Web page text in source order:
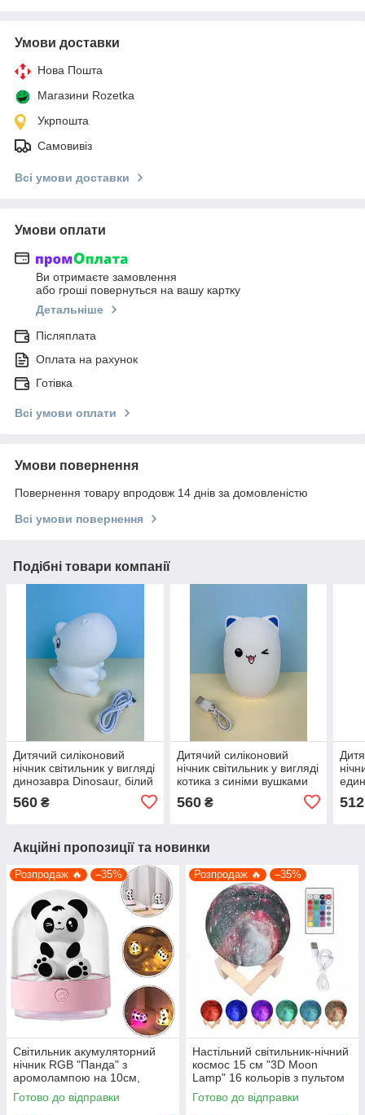
Умови доставки
Нова Пошта
Магазини Rozetka
Укрпошта
Самовивіз
Всі умови доставки
Умови оплати
Ви отримаєте замовлення
або гроші повернуться на вашу картку
Детальніше
Післяплата
Оплата на рахунок
Готівка
Всі умови оплати
Умови повернення
Повернення товару впродовж 14 днів за домовленістю
Всі умови повернення
Подібні товари компанії
Дитячий силіконовий
нічник світильник у вигляді
динозавра Dinosaur, білий
560 ₴
Дитячий силіконовий
нічник світильник у вигляді
котика з синіми вушками
Cutte bear MJ-010, білий
560₴ 512
Акційні пропозиції та новинки
Розпродаж 🔥 –35%
Світильник акумуляторний
нічник RGB "Панда" з
аромолампою на 10см,
рожевий
Готово до відправки
Розпродаж 🔥 –35%
Настільний світильник-нічний
космос 15 см "3D Moon
Lamp" 16 кольорів з пультом
(не акумуляторний),
різнокольоровий
Готово до відправки